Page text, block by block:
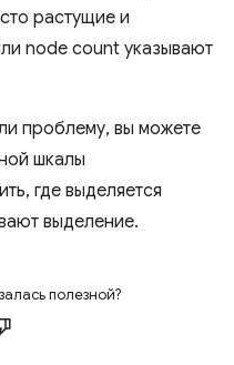
растущие и
node count указывают
проблему, вы можете
шкалы
где выделяется
выделение.
полезной?